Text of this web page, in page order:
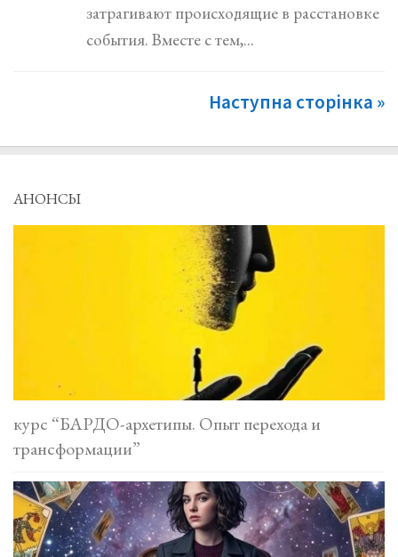
затрагивают происходящие в расстановке
события. Вместе с тем,...
Наступна сторінка »
АНОНСЫ
курс “БАРДО-архетипы. Опыт перехода и
трансформации”